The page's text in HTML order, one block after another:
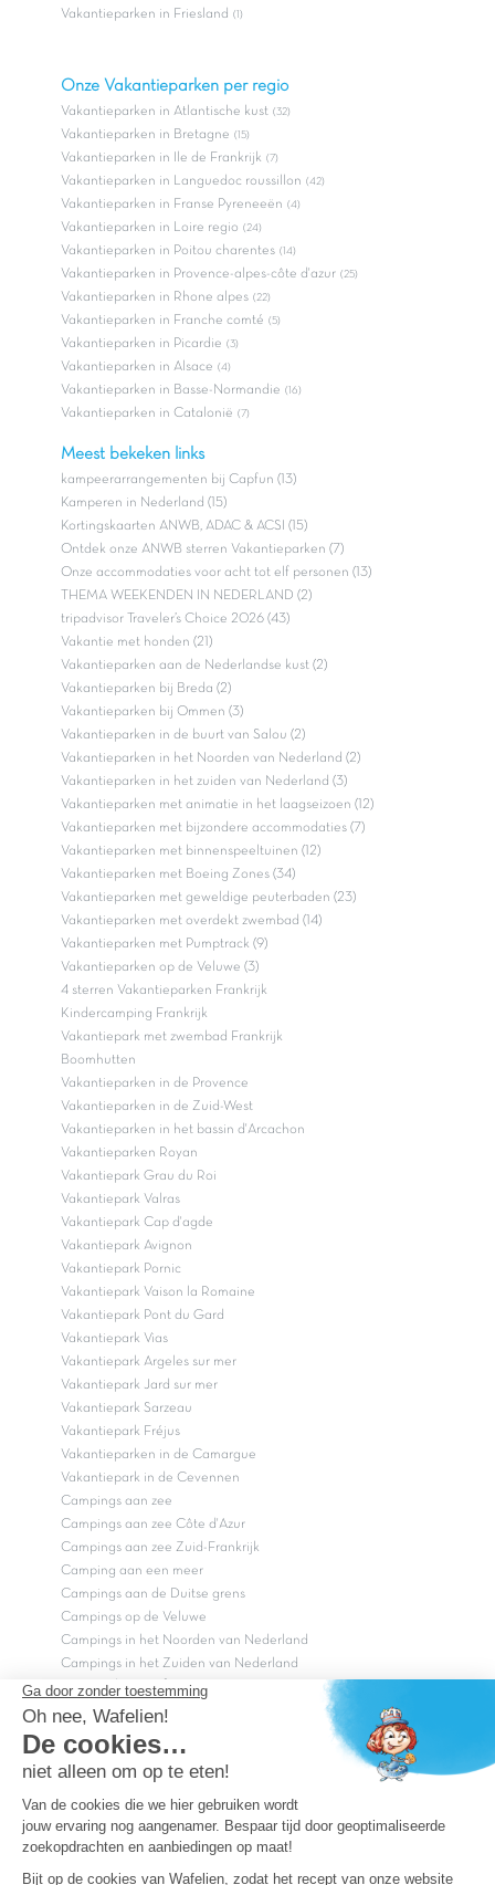
Vakantieparken in Friesland (1)
Onze Vakantieparken per regio
Vakantieparken in Atlantische kust (32)
Vakantieparken in Bretagne (15)
Vakantieparken in Ile de Frankrijk (7)
Vakantieparken in Languedoc roussillon (42)
Vakantieparken in Franse Pyreneeën (4)
Vakantieparken in Loire regio (24)
Vakantieparken in Poitou charentes (14)
Vakantieparken in Provence-alpes-côte d'azur (25)
Vakantieparken in Rhone alpes (22)
Vakantieparken in Franche comté (5)
Vakantieparken in Picardie (3)
Vakantieparken in Alsace (4)
Vakantieparken in Basse-Normandie (16)
Vakantieparken in Catalonië (7)
Meest bekeken links
kampeerarrangementen bij Capfun (13)
Kamperen in Nederland (15)
Kortingskaarten ANWB, ADAC & ACSI (15)
Ontdek onze ANWB sterren Vakantieparken (7)
Onze accommodaties voor acht tot elf personen (13)
THEMA WEEKENDEN IN NEDERLAND (2)
tripadvisor Traveler’s Choice 2026 (43)
Vakantie met honden (21)
Vakantieparken aan de Nederlandse kust (2)
Vakantieparken bij Breda (2)
Vakantieparken bij Ommen (3)
Vakantieparken in de buurt van Salou (2)
Vakantieparken in het Noorden van Nederland (2)
Vakantieparken in het zuiden van Nederland (3)
Vakantieparken met animatie in het laagseizoen (12)
Vakantieparken met bijzondere accommodaties (7)
Vakantieparken met binnenspeeltuinen (12)
Vakantieparken met Boeing Zones (34)
Vakantieparken met geweldige peuterbaden (23)
Vakantieparken met overdekt zwembad (14)
Vakantieparken met Pumptrack (9)
Vakantieparken op de Veluwe (3)
4 sterren Vakantieparken Frankrijk
Kindercamping Frankrijk
Vakantiepark met zwembad Frankrijk
Boomhutten
Vakantieparken in de Provence
Vakantieparken in de Zuid-West
Vakantieparken in het bassin d'Arcachon
Vakantieparken Royan
Vakantiepark Grau du Roi
Vakantiepark Valras
Vakantiepark Cap d'agde
Vakantiepark Avignon
Vakantiepark Pornic
Vakantiepark Vaison la Romaine
Vakantiepark Pont du Gard
Vakantiepark Vias
Vakantiepark Argeles sur mer
Vakantiepark Jard sur mer
Vakantiepark Sarzeau
Vakantiepark Fréjus
Vakantieparken in de Camargue
Vakantiepark in de Cevennen
Campings aan zee
Campings aan zee Côte d'Azur
Campings aan zee Zuid-Frankrijk
Camping aan een meer
Campings aan de Duitse grens
Campings op de Veluwe
Campings in het Noorden van Nederland
Campings in het Zuiden van Nederland
Copyright Capfun 2026 ©
Bij Capfun solliciteren
Veelgestelde vragen
Dutchbox Vakantiepark
Superdeals
Capfun in de media
Carabouille.nl
Wettelijke bepalingen